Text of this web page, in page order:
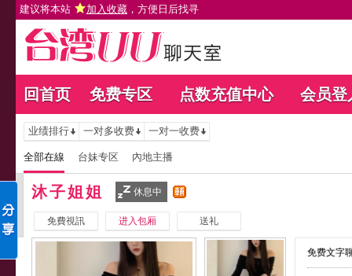
建议将本站 加入收藏 ，方便日后找寻
回首页 免费专区 点数充值中心 会员登
业绩排行 一对多收费 一对一收费
全部在線 台妹专区 內地主播
沐子姐姐 休息中
免費視訊 进入包厢 送礼
免费文字